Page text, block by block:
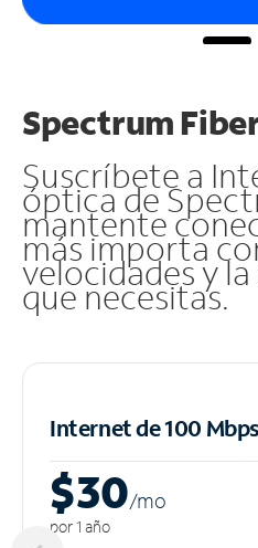
Spectrum
Suscríbete a
óptica de
mantente
más importa
velocidades y
que necesitas.
Internet de 100 Mbps
$30/mo
por 1 año